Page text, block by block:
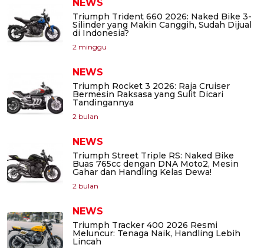
NEWS
Triumph Trident 660 2026: Naked Bike 3-
Silinder yang Makin Canggih, Sudah Dijual
di Indonesia?
2 minggu
NEWS
Triumph Rocket 3 2026: Raja Cruiser
Bermesin Raksasa yang Sulit Dicari
Tandingannya
2 bulan
NEWS
Triumph Street Triple RS: Naked Bike
Buas 765cc dengan DNA Moto2, Mesin
Gahar dan Handling Kelas Dewa!
2 bulan
NEWS
Triumph Tracker 400 2026 Resmi
Meluncur: Tenaga Naik, Handling Lebih
Lincah